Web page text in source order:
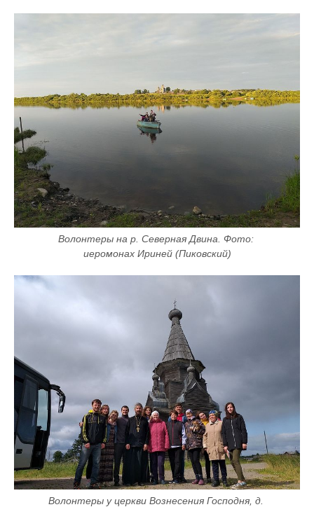
Волонтеры на р. Северная Двина. Фото:
иеромонах Ириней (Пиковский)
Волонтеры у церкви Вознесения Господня, д.